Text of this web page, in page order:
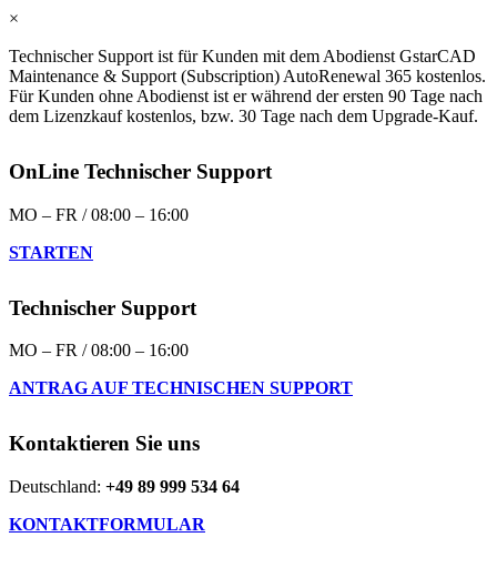
×
Technischer Support ist für Kunden mit dem Abodienst GstarCAD
Maintenance & Support (Subscription) AutoRenewal 365 kostenlos.
Für Kunden ohne Abodienst ist er während der ersten 90 Tage nach
dem Lizenzkauf kostenlos, bzw. 30 Tage nach dem Upgrade-Kauf.
OnLine Technischer Support
MO – FR / 08:00 – 16:00
STARTEN
Technischer Support
MO – FR / 08:00 – 16:00
ANTRAG AUF TECHNISCHEN SUPPORT
Kontaktieren Sie uns
Deutschland: +49 89 999 534 64
KONTAKTFORMULAR